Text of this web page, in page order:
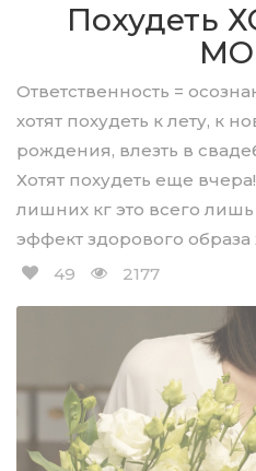
Похудеть
Ответственность =
хотят похудеть к лету, к
рождения, влезть в
Хотят похудеть еще
лишних кг это всего
эффект здорового
49
2177